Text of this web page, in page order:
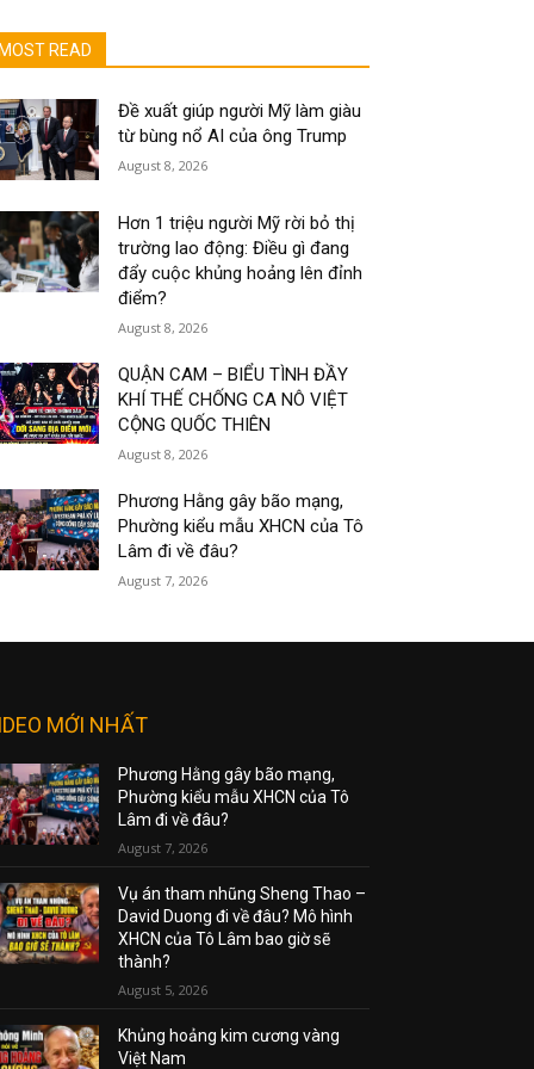
MOST READ
Đề xuất giúp người Mỹ làm giàu
từ bùng nổ AI của ông Trump
August 8, 2026
Hơn 1 triệu người Mỹ rời bỏ thị
trường lao động: Điều gì đang
đẩy cuộc khủng hoảng lên đỉnh
điểm?
August 8, 2026
QUẬN CAM – BIỂU TÌNH ĐẦY
KHÍ THẾ CHỐNG CA NÔ VIỆT
CỘNG QUỐC THIÊN
August 8, 2026
Phương Hằng gây bão mạng,
Phường kiểu mẫu XHCN của Tô
Lâm đi về đâu?
August 7, 2026
MỚI NHẤT
Phương Hằng gây bão mạng,
Phường kiểu mẫu XHCN của Tô
Lâm đi về đâu?
August 7, 2026
Vụ án tham nhũng Sheng Thao –
David Duong đi về đâu? Mô hình
XHCN của Tô Lâm bao giờ sẽ
thành?
August 5, 2026
Khủng hoảng kim cương vàng
Việt Nam